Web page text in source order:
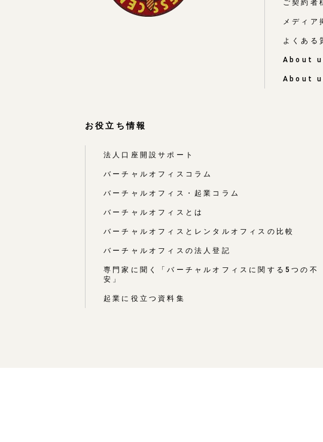
ご契約者
メディア
よくある
About
About
お役立ち情報
法人口座開設サポート
バーチャルオフィスコラム
バーチャルオフィス・起業コラム
バーチャルオフィスとは
バーチャルオフィスとレンタルオフィスの比較
バーチャルオフィスの法人登記
専門家に聞く「バーチャルオフィスに関する5つの不
安」
起業に役立つ資料集